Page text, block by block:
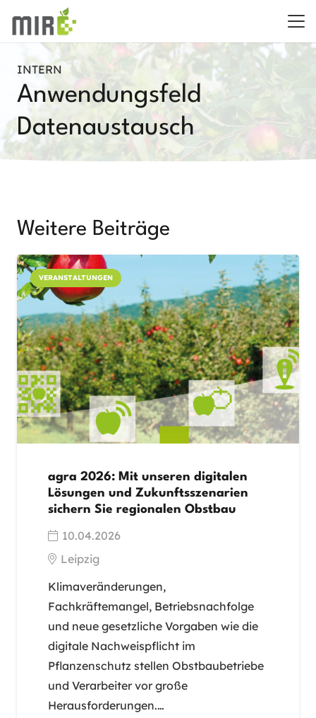
INTERN
Anwendungsfeld
Datenaustausch
Weitere Beiträge
VERANSTALTUNGEN
agra 2026: Mit unseren digitalen
Lösungen und Zukunftsszenarien
sichern Sie regionalen Obstbau
10.04.2026
Leipzig
Klimaveränderungen,
Fachkräftemangel, Betriebsnachfolge
und neue gesetzliche Vorgaben wie die
digitale Nachweispflicht im
Pflanzenschutz stellen Obstbaubetriebe
und Verarbeiter vor große
Herausforderungen.…